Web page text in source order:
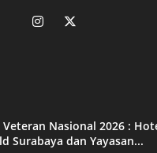
Veteran Nasional 2026 :
Surabaya dan Yayasan...